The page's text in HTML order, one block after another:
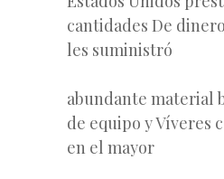
cantidades De
les suministró
abundante material
de equipo y Víveres
en el mayor